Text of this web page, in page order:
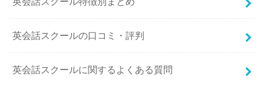
英会話スクールの口コミ・評判
英会話スクールに関するよくある質問